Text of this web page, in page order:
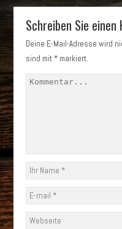
Schreiben Sie einen
Deine E-Mail-Adresse wird
sind mit * markiert.